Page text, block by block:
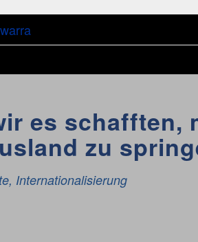
es schafften,
zu
Internationalisierung